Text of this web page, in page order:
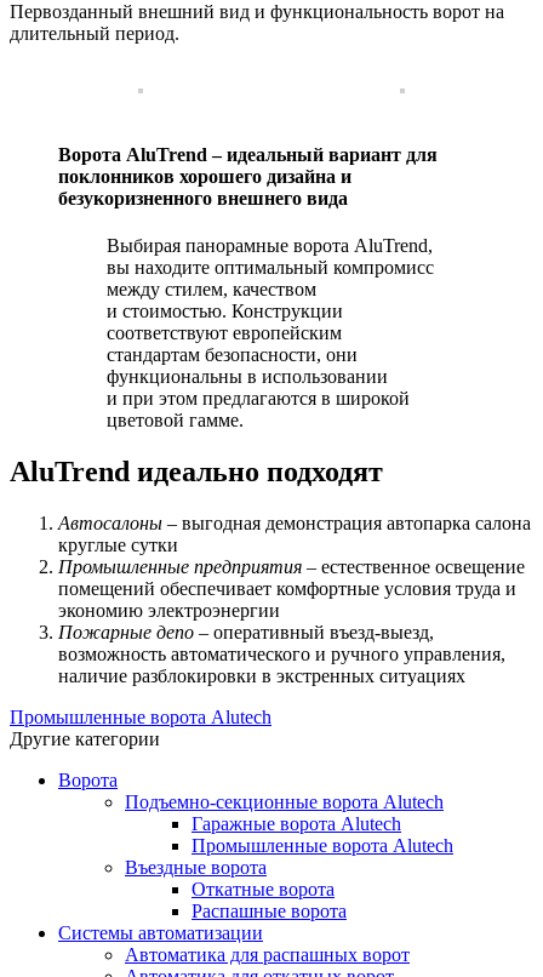
Первозданный внешний вид и функциональность ворот на
длительный период.
Ворота AluTrend – идеальный вариант для
поклонников хорошего дизайна и
безукоризненного внешнего вида
Выбирая панорамные ворота AluTrend,
вы находите оптимальный компромисс
между стилем, качеством
и стоимостью. Конструкции
соответствуют европейским
стандартам безопасности, они
функциональны в использовании
и при этом предлагаются в широкой
цветовой гамме.
AluTrend идеально подходят
Автосалоны – выгодная демонстрация автопарка салона
круглые сутки
Промышленные предприятия – естественное освещение
помещений обеспечивает комфортные условия труда и
экономию электроэнергии
Пожарные депо – оперативный въезд-выезд,
возможность автоматического и ручного управления,
наличие разблокировки в экстренных ситуациях
Промышленные ворота Alutech
Другие категории
Ворота
Подъемно-секционные ворота Alutech
Гаражные ворота Alutech
Промышленные ворота Alutech
Въездные ворота
Откатные ворота
Распашные ворота
Системы автоматизации
Автоматика для распашных ворот